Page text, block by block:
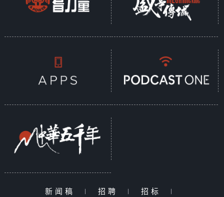
新闻稿 | 招聘 | 招标 |